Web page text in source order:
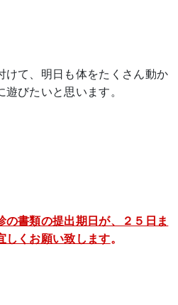
けて、明日も体をたくさん動か
びたいと思います。
の書類の提出期日が、２５日ま
しくお願い致します。